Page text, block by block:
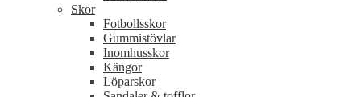
Skor
Fotbollsskor
Gummistövlar
Inomhusskor
Kängor
Löparskor